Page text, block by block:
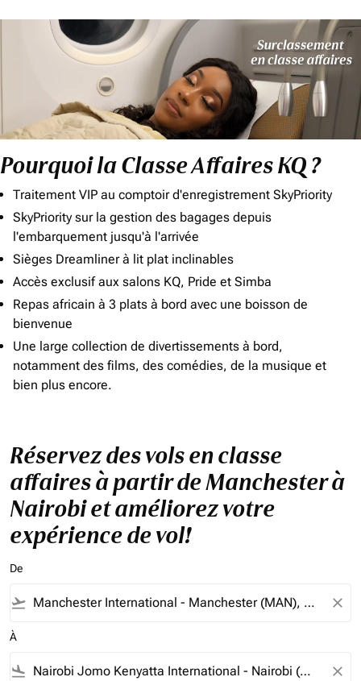
Pourquoi la Classe Affaires KQ ?
Traitement VIP au comptoir d'enregistrement SkyPriority
SkyPriority sur la gestion des bagages depuis
l'embarquement jusqu'à l'arrivée
Sièges Dreamliner à lit plat inclinables
Accès exclusif aux salons KQ, Pride et Simba
Repas africain à 3 plats à bord avec une boisson de
bienvenue
Une large collection de divertissements à bord,
notamment des films, des comédies, de la musique et
bien plus encore.
Réservez des vols en classe
affaires à partir de Manchester à
Nairobi et améliorez votre
expérience de vol!
De
flight_takeoff close
À
flight_land close